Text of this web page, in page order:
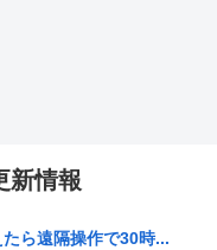
新情報
ら遠隔操作で30時...